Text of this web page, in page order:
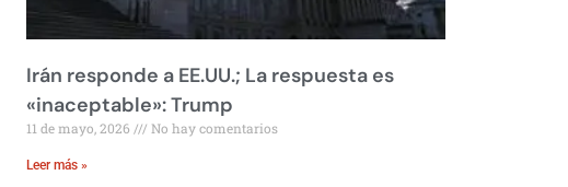
Irán responde a EE.UU.; La respuesta es
«inaceptable»: Trump
11 de mayo, 2026 No hay comentarios
Leer más »